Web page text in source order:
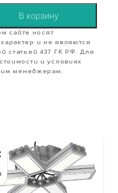
В корзину
сайте носят
и не являются
статьей 437 ГК РФ. Для
и условиях
менеджерам.